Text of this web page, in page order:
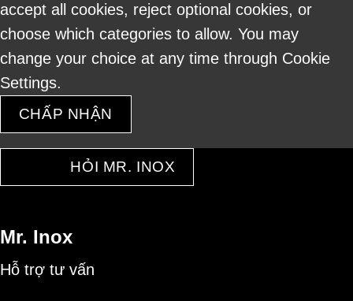
accept all cookies, reject optional cookies, or
choose which categories to allow. You may
change your choice at any time through Cookie
Settings.
CHẤP NHẬN
HỎI MR. INOX
Mr. Inox
Hỗ trợ tư vấn